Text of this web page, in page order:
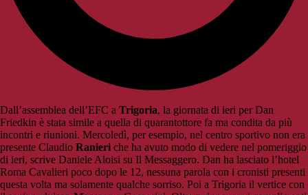
Dall’assemblea dell’EFC a Trigoria, la giornata di ieri per Dan
Friedkin è stata simile a quella di quarantottore fa ma condita da più
incontri e riunioni. Mercoledì, per esempio, nel centro sportivo non era
presente Claudio Ranieri che ha avuto modo di vedere nel pomeriggio
di ieri, scrive Daniele Aloisi su Il Messaggero. Dan ha lasciato l’hotel
Roma Cavalieri poco dopo le 12, nessuna parola con i cronisti presenti
questa volta ma solamente qualche sorriso. Poi a Trigoria il vertice con